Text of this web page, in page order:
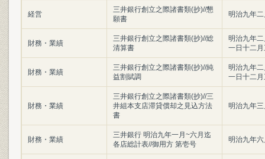
経営
三井銀行創立之際諸書類(抄)//懇
願書
明治九年
財務・業績
三井銀行創立之際諸書類(抄)//総
清算書
明治九年
一日十二
財務・業績
三井銀行創立之際諸書類(抄)//純
益割賦調
明治九年
一日十二
財務・業績
三井銀行創立之際諸書類(抄)//三
井組本支店滞貸償却之見込方法
書
明治九年
財務・業績
三井銀行 明治九年一月~六月迄
各店総計表//御用方 第壱号
明治九年